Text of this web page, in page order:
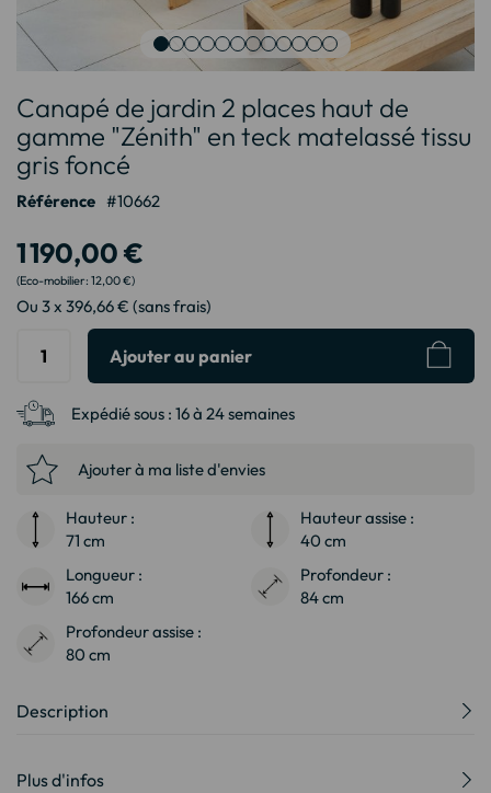
au
début
de
la
Galerie
Canapé de jardin 2 places haut de
gamme "Zénith" en teck matelassé tissu
gris foncé
Référence 10662
1 190,00 €
12,00 €
Ou 3 x 396,66 € (sans frais)
Ajouter au panier
Expédié sous : 16 à 24 semaines
Ajouter à ma liste d'envies
Hauteur :
71 cm
Hauteur assise :
40 cm
Longueur :
166 cm
Profondeur :
84 cm
Profondeur assise :
80 cm
Description
Plus d'infos